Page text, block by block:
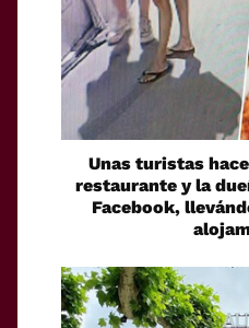
Unas turistas
restaurante y la
Facebook,